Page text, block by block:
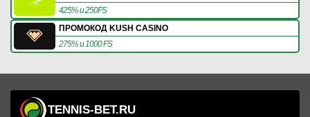
425% и 250FS
ПРОМОКОД KUSH CASINO
275% и 1000 FS
TENNIS-BET.RU